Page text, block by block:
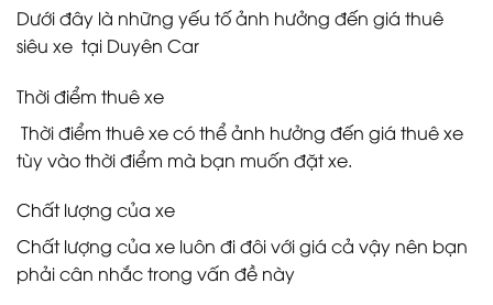
Dưới đây là những yếu tố ảnh hưởng đến giá thuê
siêu xe tại Duyên Car
Thời điểm thuê xe
Thời điểm thuê xe có thể ảnh hưởng đến giá thuê xe
tùy vào thời điểm mà bạn muốn đặt xe.
Chất lượng của xe
Chất lượng của xe luôn đi đôi với giá cả vậy nên bạn
phải cân nhắc trong vấn đề này